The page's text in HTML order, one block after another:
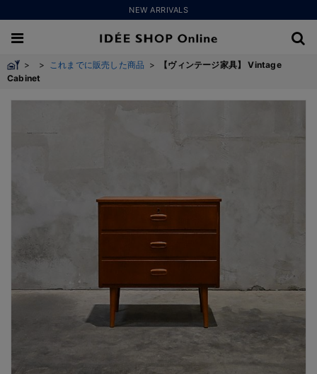
NEW ARRIVALS
> > これまでに販売した商品 >
【ヴィンテージ家具】 Vintage
Cabinet